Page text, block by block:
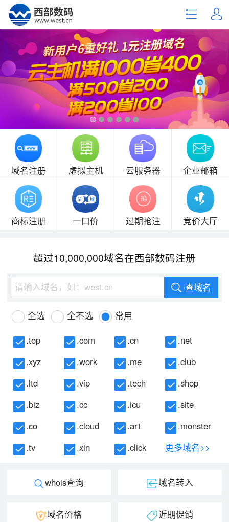
域名注册 虚拟主机 云服务器 企业邮箱
商标注册 一口价 过期抢注 竞价大厅
超过10,000,000域名在西部数码注册
查域名
全选 全不选 常用
.top .com .cn
.net
.xyz
.work .me
.club
.ltd
.vip .tech
.shop
.biz
.cc .icu
.site
.co
.cloud .art
.monster
.tv
.xin .click 更多域名>>
whois查询 域名转入
域名价格 近期促销